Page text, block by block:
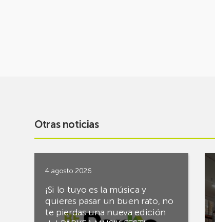
Otras noticias
4 agosto 2026
¡Si lo tuyo es la música y
quieres pasar un buen rato, no
te pierdas una nueva edición